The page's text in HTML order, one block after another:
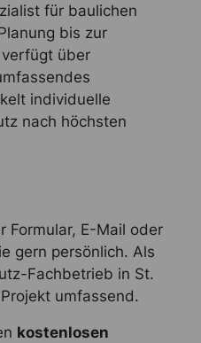
für baulichen
bis zur
über
individuelle
nach höchsten
Formular, E-Mail oder
gern persönlich. Als
Fachbetrieb in St.
umfassend.
kostenlosen